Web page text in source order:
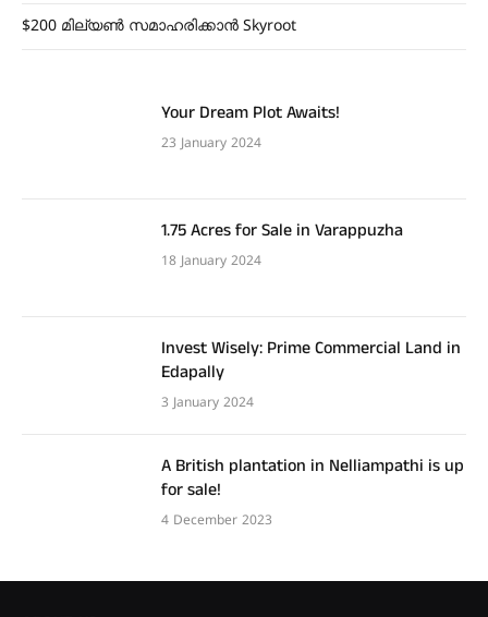
$200 മില്യൺ സമാഹരിക്കാൻ Skyroot
Your Dream Plot Awaits!
23 January 2024
1.75 Acres for Sale in Varappuzha
18 January 2024
Invest Wisely: Prime Commercial Land in
Edapally
3 January 2024
A British plantation in Nelliampathi is up
for sale!
4 December 2023